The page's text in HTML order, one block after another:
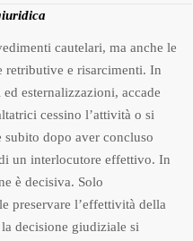
cautelari, ma anche le
retributive e risarcimenti. In
esternalizzazioni, accade
cessino l’attività o si
dopo aver concluso
un interlocutore effettivo. In
è decisiva. Solo
preservare l’effettività della
decisione giudiziale si